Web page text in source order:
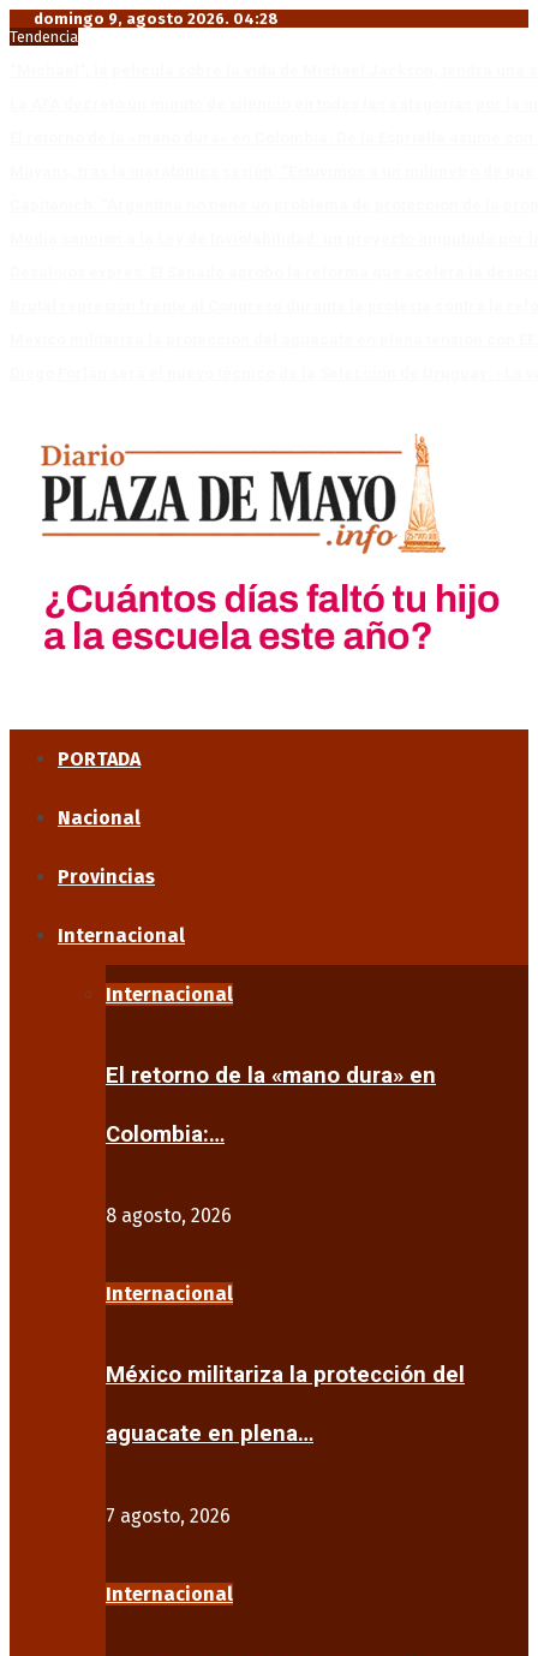
domingo 9, agosto 2026. 04:28
Tendencia
PORTADA
Nacional
Provincias
Internacional
Internacional
El retorno de la «mano dura» en
Colombia:…
8 agosto, 2026
Internacional
México militariza la protección del
aguacate en plena…
7 agosto, 2026
Internacional